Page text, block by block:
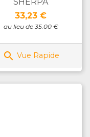
SHERPA
Prix
33,23 €
au lieu de 35.00 €
 Vue Rapide